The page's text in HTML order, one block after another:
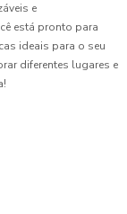
e
está pronto para
ideais para o seu
diferentes lugares e